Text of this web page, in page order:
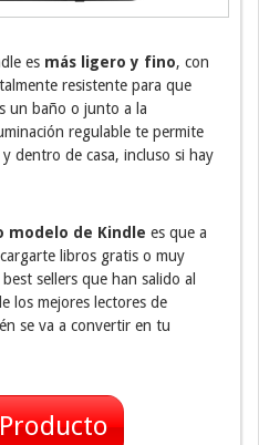
es más ligero y fino, con
resistente para que
un baño o junto a la
regulable te permite
dentro de casa, incluso si hay
modelo de Kindle es que a
libros gratis o muy
sellers que han salido al
los mejores lectores de
se va a convertir en tu